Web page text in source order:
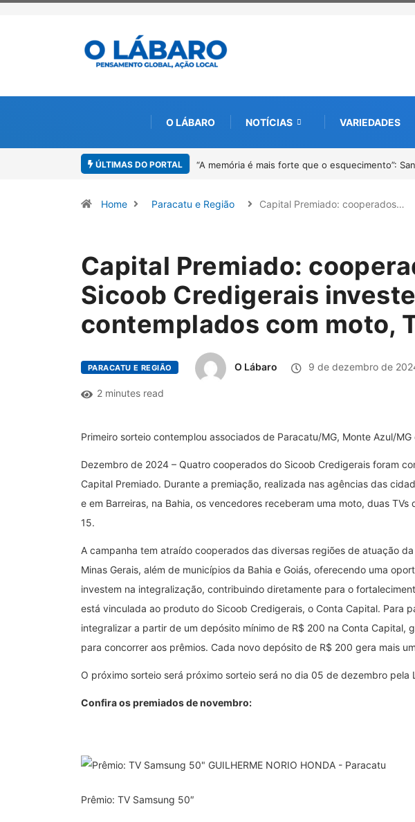
O LÁBARO NOTÍCIAS VARIEDADES
ÚLTIMAS DO PORTAL
Neiva lança livro sobre Rosilene Amorim em Paracatu4º Fliparacatu tem inscrições
Home Paracatu e Região Capital Premiado: cooperados…
Capital Premiado:
Sicoob Credigerais
contemplados com moto,
PARACATU E REGIÃO O Lábaro 9 de dezembro de
2 minutes read
Primeiro sorteio contemplou associados de Paracatu/MG, Monte Azul/MG
Dezembro de 2024 – Quatro cooperados do Sicoob Credigerais foram
Capital Premiado. Durante a premiação, realizada nas agências das
e em Barreiras, na Bahia, os vencedores receberam uma moto, duas TVs
15.
A campanha tem atraído cooperados das diversas regiões de atuação
Minas Gerais, além de municípios da Bahia e Goiás, oferecendo uma
investem na integralização, contribuindo diretamente para o
está vinculada ao produto do Sicoob Credigerais, o Conta Capital. Para
integralizar a partir de um depósito mínimo de R$ 200 na Conta Capital,
para concorrer aos prêmios. Cada novo depósito de R$ 200 gera mais
O próximo sorteio será próximo sorteio será no dia 05 de dezembro pela
Confira os premiados de novembro:
Prêmio: TV Samsung 50″